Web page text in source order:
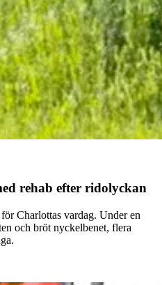
rehab efter ridolyckan
Charlottas vardag. Under en
och bröt nyckelbenet, flera